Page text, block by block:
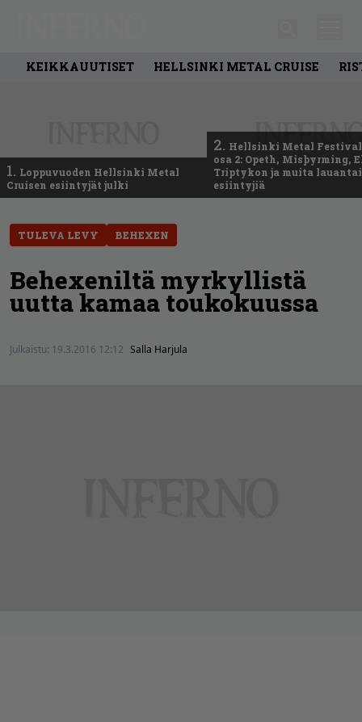
KEIKKAUUTISET HELLSINKI METAL CRUISE
1. Loppuvuoden Hellsinki Metal
Cruisen esiintyjät julki
2. Hellsinki Metal
osa 2: Opeth, Misþyrming,
Triptykon ja muita
esiintyjiä
TULEVA LEVY BEHEXEN
Behexeniltä myrkyllistä
uutta kamaa toukokuussa
Julkaistu: 19.3.2016 12:12 Salla Harjula